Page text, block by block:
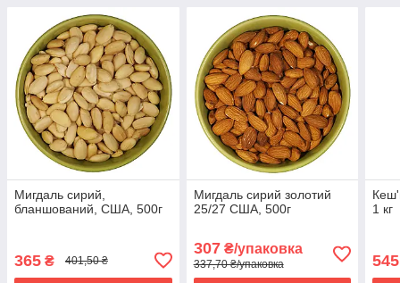
Мигдаль сирий,
бланшований, США, 500г
365 ₴ 401,50 ₴
Мигдаль сирий золотий
25/27 США, 500г
307₴/упаковка
337,70 ₴/упаковка
1 кг
545